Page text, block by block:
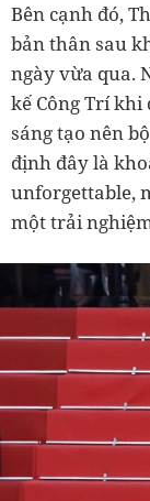
Bên cạnh đó,
bản thân sau
ngày vừa qua.
kế Công Trí
sáng tạo nên
định đây là
unforgettable,
một trải